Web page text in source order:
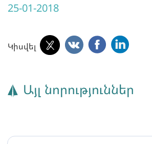
25-01-2018
Կիսվել
Այլ նորություններ